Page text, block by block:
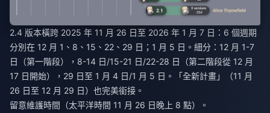
2.4 版本橫跨 2025 年 11 月 26 日至 2026 年 1 月 7 日：6 個週期
分別在 12 月 1、8、15、22、29 日；1 月 5 日。細分：12 月 1-7
日（第一階段），8-14 日/15-21 日/22-28 日（第二階段從 12 月
17 日開始），29 日至 1 月 4 日/1 月 5 日。「全新計畫」（11 月
26 日至 12 月 29 日）也完美銜接。
留意維護時間（太平洋時間 11 月 26 日晚上 8 點）。